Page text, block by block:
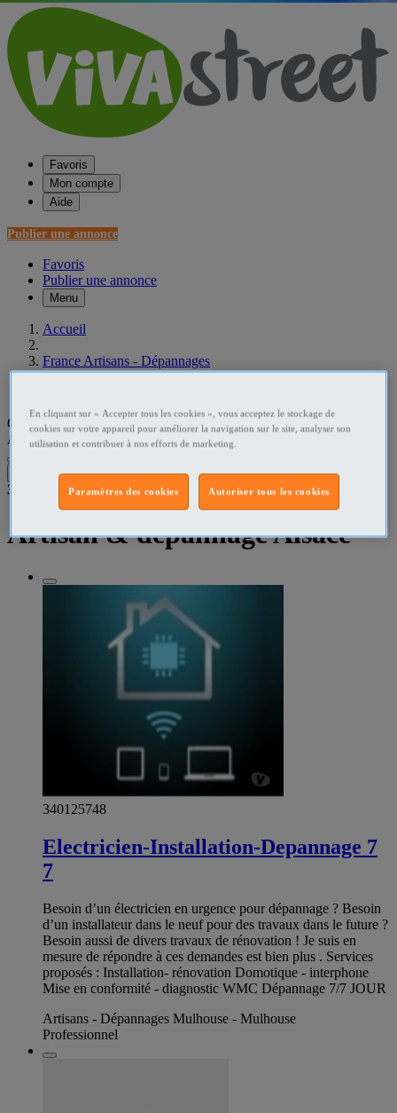
Favoris
Mon compte
Aide
Publier une annonce
Favoris
Publier une annonce
Menu
Accueil
France Artisans - Dépannages
Que recherchez-vous ?
Artisans - Dépannages •Alsace
3 résultats dans
Artisan & dépannage Alsace
340125748
Electricien-Installation-Depannage 7
7
Besoin d’un électricien en urgence pour dépannage ? Besoin
d’un installateur dans le neuf pour des travaux dans le future ?
Besoin aussi de divers travaux de rénovation ! Je suis en
mesure de répondre à ces demandes est bien plus . Services
proposés : Installation- rénovation Domotique - interphone
Mise en conformité - diagnostic WMC Dépannage 7/7 JOUR
Artisans - Dépannages Mulhouse - Mulhouse
Professionnel
En cliquant sur « Accepter tous les cookies », vous acceptez le stockage de
cookies sur votre appareil pour améliorer la navigation sur le site, analyser son
utilisation et contribuer à nos efforts de marketing.
Autoriser tous les cookies
Paramètres des cookies